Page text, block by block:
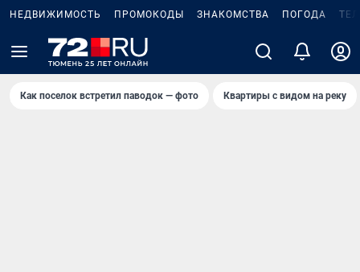
НЕДВИЖИМОСТЬ ПРОМОКОДЫ ЗНАКОМСТВА ПОГОДА
Как поселок встретил паводок — фото Квартиры с видом на реку